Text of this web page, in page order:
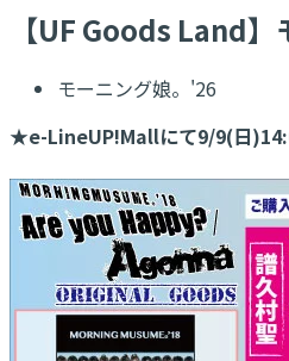
【UF Goods Land
モーニング娘。'26
★e-LineUP!Mallにて9/9(日